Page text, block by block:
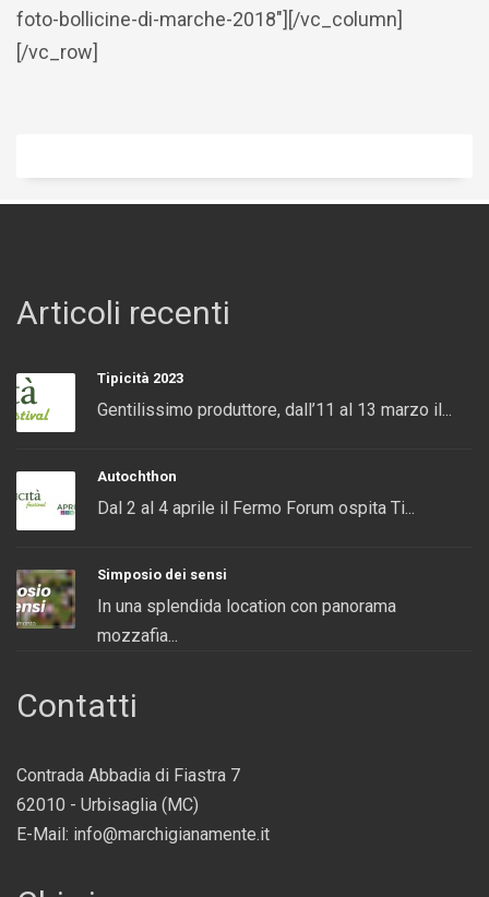
foto-bollicine-di-marche-2018″][/vc_column]
[/vc_row]
Articoli recenti
Tipicità 2023
Gentilissimo produttore, dall’11 al 13 marzo il...
Autochthon
Dal 2 al 4 aprile il Fermo Forum ospita Ti...
Simposio dei sensi
In una splendida location con panorama
mozzafia...
Contatti
Contrada Abbadia di Fiastra 7
62010 - Urbisaglia (MC)
E-Mail: info@marchigianamente.it